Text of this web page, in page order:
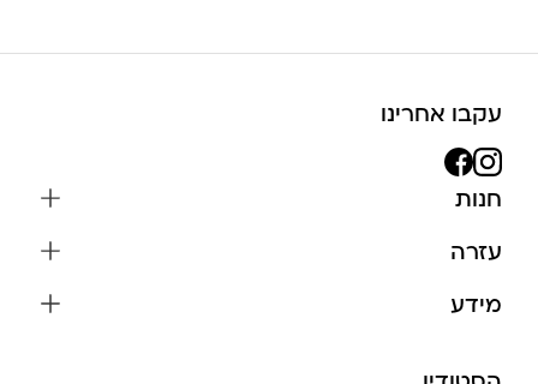
עקבו אחרינו
חנות
צמידים
עזרה
מידע